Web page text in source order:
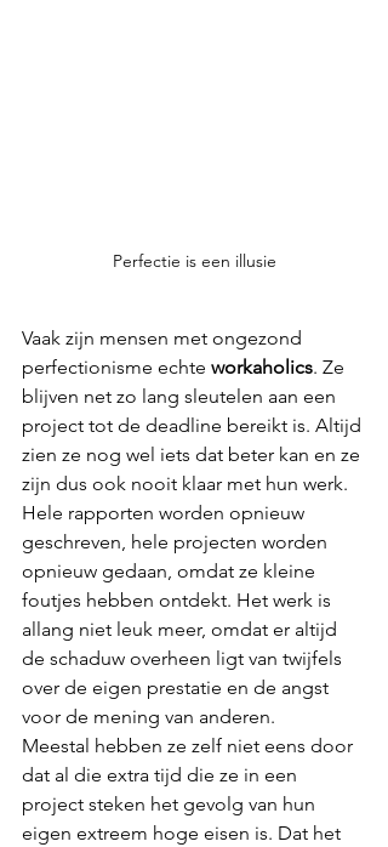
Perfectie is een illusie
Vaak zijn mensen met ongezond
perfectionisme echte workaholics. Ze
blijven net zo lang sleutelen aan een
project tot de deadline bereikt is. Altijd
zien ze nog wel iets dat beter kan en ze
zijn dus ook nooit klaar met hun werk.
Hele rapporten worden opnieuw
geschreven, hele projecten worden
opnieuw gedaan, omdat ze kleine
foutjes hebben ontdekt. Het werk is
allang niet leuk meer, omdat er altijd
de schaduw overheen ligt van twijfels
over de eigen prestatie en de angst
voor de mening van anderen.
Meestal hebben ze zelf niet eens door
dat al die extra tijd die ze in een
project steken het gevolg van hun
eigen extreem hoge eisen is. Dat het